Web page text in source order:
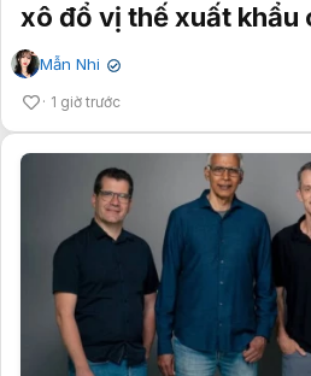
xô đổ vị thế xuất khẩu
Mẫn Nhi ✔
1 giờ trước